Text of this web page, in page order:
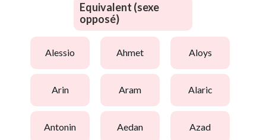
Equivalent (sexe
opposé)
alessio ahmet aloys
arin aram alaric
antonin aedan azad